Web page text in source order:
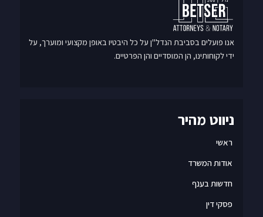
אנו פועלים בסביבת הנדל"ן על כל היבטיו באופן מקצועי ומוערך, על
ידי לקוחותינו, הן המוסדיים והן הפרטיים.
ניווט מהיר
ראשי
אודות המשרד
חדשות בענף
פסקי דין